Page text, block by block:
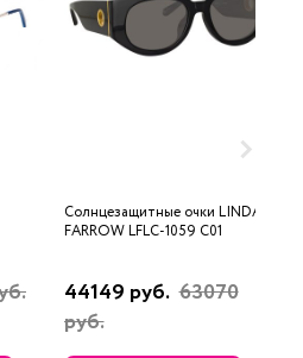
Солнцезащитные очки LINDA
FARROW LFLC-1059 C01
44149 руб. 63070
руб.